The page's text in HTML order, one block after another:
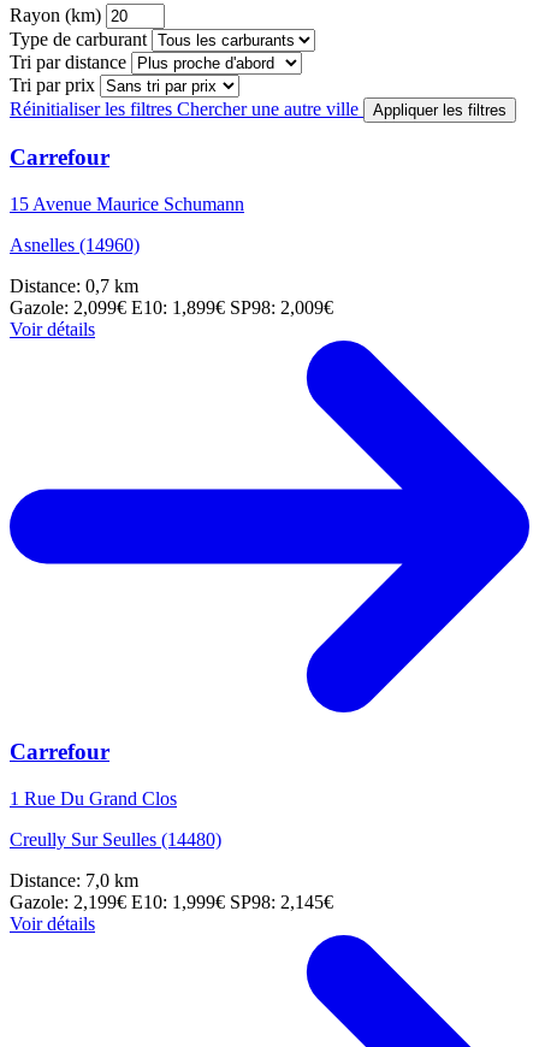
Rayon (km)
Type de carburant
Tri par distance
Tri par prix
Réinitialiser les filtres Chercher une autre ville Appliquer les filtres
Carrefour
15 Avenue Maurice Schumann
Asnelles (14960)
Distance: 0,7 km
Gazole: 2,099€ E10: 1,899€ SP98: 2,009€
Voir détails
Carrefour
1 Rue Du Grand Clos
Creully Sur Seulles (14480)
Distance: 7,0 km
Gazole: 2,199€ E10: 1,999€ SP98: 2,145€
Voir détails